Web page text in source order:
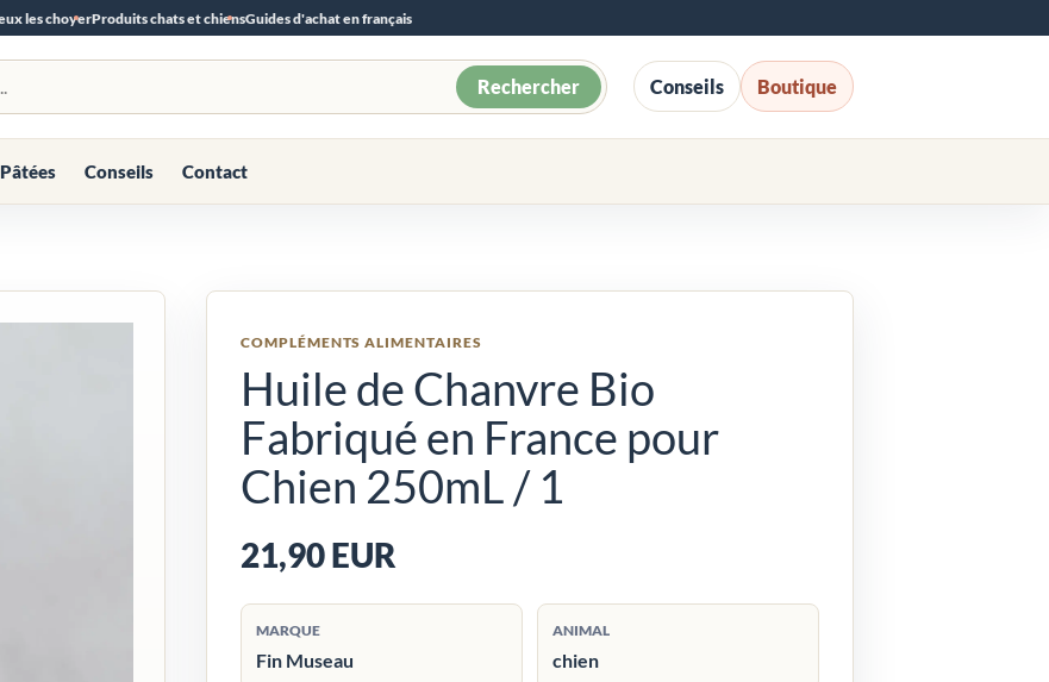
les choyerProduits chats et chiensGuides d'achat en français
Rechercher Conseils Boutique
Pâtées Conseils Contact
COMPLÉMENTS ALIMENTAIRES
Huile de Chanvre Bio
Fabriqué en France pour
Chien 250mL / 1
21,90 EUR
MARQUE
Fin Museau
ANIMAL
chien